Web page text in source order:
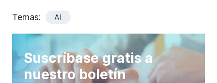
Temas: AI
Suscríbase gratis a
nuestro boletín